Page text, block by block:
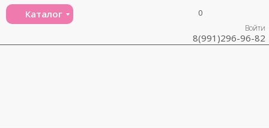
Каталог
Войти
0
8(991)296-96-82